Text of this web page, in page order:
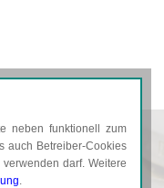
KARRIERE
neben funktionell zum
auch Betreiber-Cookies
darf. Weitere
.